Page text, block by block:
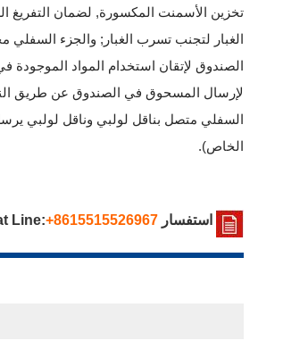
تخزين الأسمنت المكسورة, لضمان التفريغ
الغبار لتجنب تسرب الغبار; والجزء
الصندوق لإتقان استخدام المواد
لإرسال المسحوق في الصندوق عن طريق
السفلي متصل بناقل لولبي وناقل لولبي
الخاص).
استفسار Sincola Whatsapp Wechat Line: +8615515526967